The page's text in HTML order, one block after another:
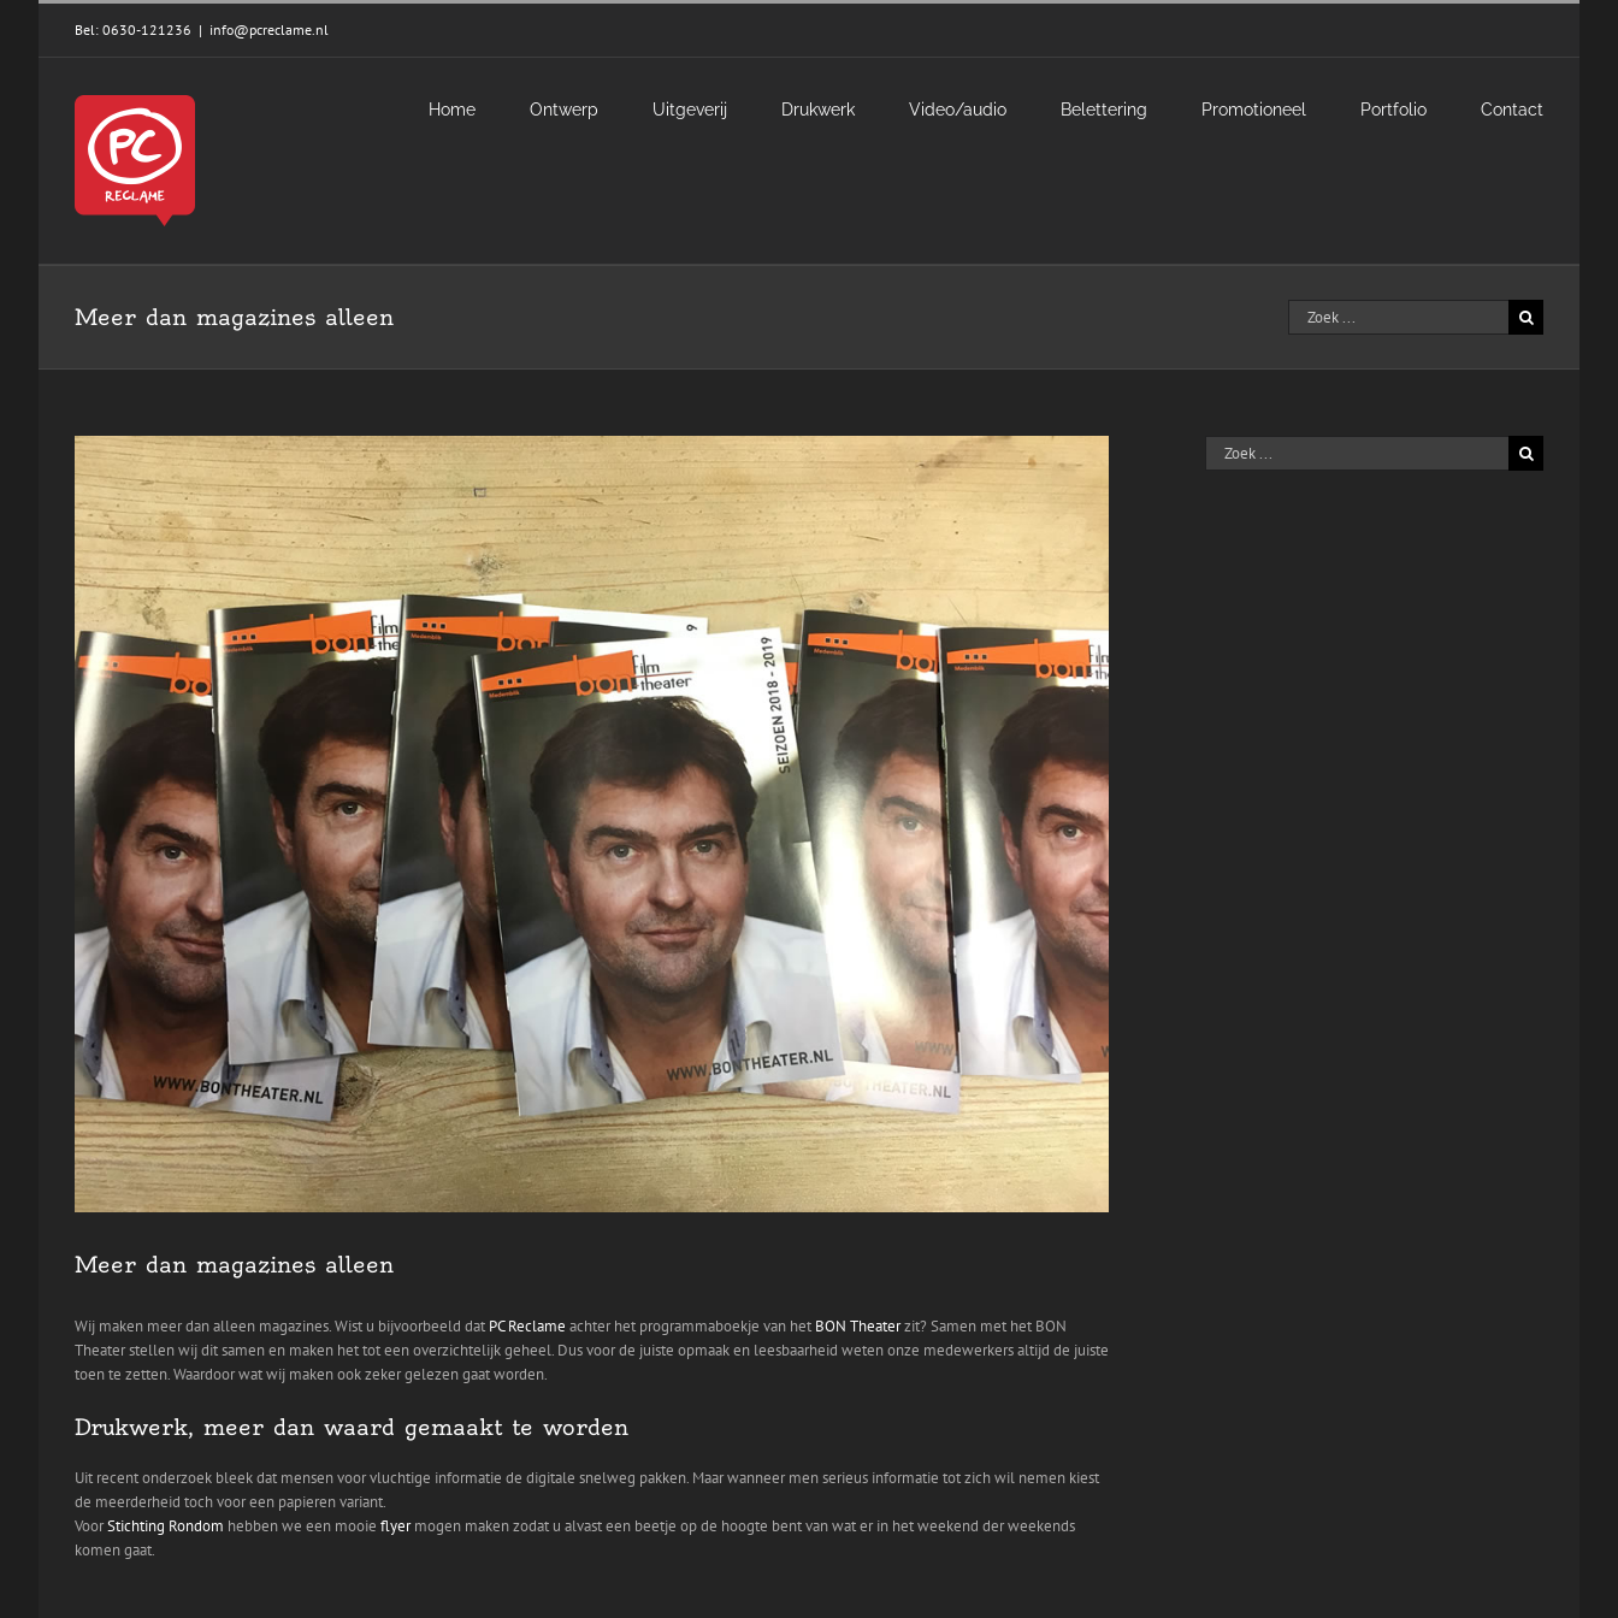
Bel: 0630-121236 | info@pcreclame.nl
Home Ontwerp Uitgeverij Drukwerk Video/audio Belettering Promotioneel Portfolio Contact
Meer dan magazines alleen
Zoeken
naar:
View
Larger
Image
Meer dan magazines alleen
Wij maken meer dan alleen magazines. Wist u bijvoorbeeld dat PC Reclame achter het programmaboekje van het BON Theaterzit? Samen met het BON
Theater stellen wij dit samen en maken het tot een overzichtelijk geheel. Dus voor de juiste opmaak en leesbaarheid weten onze medewerkers altijd de juiste
toen te zetten. Waardoor wat wij maken ook zeker gelezen gaat worden.
Drukwerk, meer dan waard gemaakt te worden
Uit recent onderzoek bleek dat mensen voor vluchtige informatie de digitale snelweg pakken. Maar wanneer men serieus informatie tot zich wil nemen kiest
de meerderheid toch voor een papieren variant.
VoorStichting Rondom hebben we een mooie flyermogen maken zodat u alvast een beetje op de hoogte bent van wat er in het weekend der weekends
komen gaat.
Zoeken
naar: